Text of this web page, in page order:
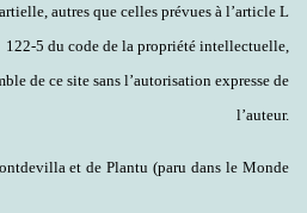
autres que celles prévues à l’article L
122-5 du code de la propriété intellectuelle,
de ce site sans l’autorisation expresse de
l’auteur.
et de Plantu (paru dans le Monde